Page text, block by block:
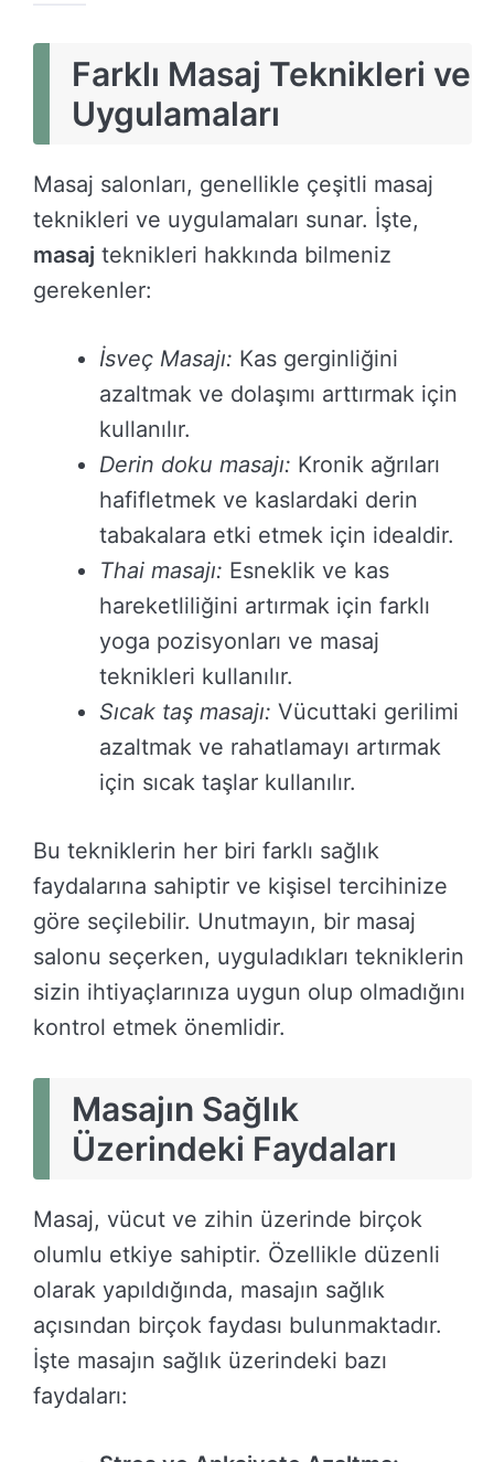
Farklı Masaj Teknikleri ve
Uygulamaları
Masaj salonları, genellikle çeşitli masaj
teknikleri ve uygulamaları sunar. İşte,
masaj teknikleri hakkında bilmeniz
gerekenler:
İsveç Masajı: Kas gerginliğini
azaltmak ve dolaşımı arttırmak için
kullanılır.
Derin doku masajı: Kronik ağrıları
hafifletmek ve kaslardaki derin
tabakalara etki etmek için idealdir.
Thai masajı: Esneklik ve kas
hareketliliğini artırmak için farklı
yoga pozisyonları ve masaj
teknikleri kullanılır.
Sıcak taş masajı: Vücuttaki gerilimi
azaltmak ve rahatlamayı artırmak
için sıcak taşlar kullanılır.
Bu tekniklerin her biri farklı sağlık
faydalarına sahiptir ve kişisel tercihinize
göre seçilebilir. Unutmayın, bir masaj
salonu seçerken, uyguladıkları tekniklerin
sizin ihtiyaçlarınıza uygun olup olmadığını
kontrol etmek önemlidir.
Masajın Sağlık
Üzerindeki Faydaları
Masaj, vücut ve zihin üzerinde birçok
olumlu etkiye sahiptir. Özellikle düzenli
olarak yapıldığında, masajın sağlık
açısından birçok faydası bulunmaktadır.
İşte masajın sağlık üzerindeki bazı
faydaları: